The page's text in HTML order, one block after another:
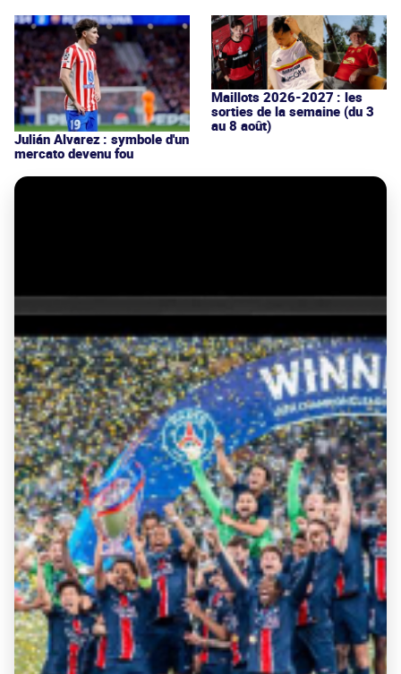
Julián Alvarez : symbole d'un
mercato devenu fou
Maillots 2026-2027 : les
sorties de la semaine (du 3
au 8 août)